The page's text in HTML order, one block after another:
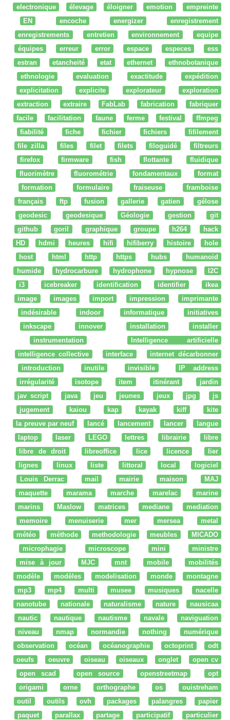
electronique élevage éloigner emotion
empreinte
EN
encoche energizer
enregistrement
enregistrements
entretien environnement
equipe
équipes
erreur error espace especes
ess
estran
etancheité etat ethernet
ethnobotanique
ethnologie
evaluation exactitude
expédition
explicitation
explicite explorateur
exploration
extraction
extraire FabLab fabrication
fabriquer
facile
facilitation faune ferme festival
ffmpeg
fiabilité
fiche fichier fichiers
fifilement
file zilla
files filet filets filoguidé
filtreurs
firefox
firmware fish flottante
fluidique
fluorimètre
fluorométrie fondamentaux
format
formation
formulaire fraiseuse
framboise
français
ftp fusion gallerie gatien
gélose
geodesic
geodesique Géologie gestion
git
github
goril graphique groupe h264
hack
HD
hdmi heures hifi hifiberry histoire
hole
host
html http https hubs
humanoid
humide
hydrocarbure hydrophone hypnose
I2C
i3
icebreaker identification identifier
ikea
image
images import impression
imprimante
indésirable
indoor informatique
initiatives
inkscape
innover installation
installer
instrumentation
Intelligence artificielle
intelligence collective
interface
internet décarbonner
introduction
inutile invisible
IP address
irrégularité
isotope item itinérant
jardin
jav script
java jeu jeunes jeux jpg
js
jugement
kaiou kap kayak kiff
kite
la preuve par neuf
lancé lancement lancer
langue
laptop
laser LEGO lettres librairie
libre
libre de droit
libreoffice lice licence
lier
lignes
linux liste littoral local
logiciel
Louis Derrac
mail mairie maison
MAJ
maquette
marama marche marelac
marine
marins
Maslow matrices mediane
mediation
memoire
menuiserie mer mersea
metal
météo
méthode methodologie meubles
MICADO
microphagie
microscope mini
ministre
mise à jour
MJC mnt mobile
mobilités
modèle
modèles modelisation monde
montagne
mp3
mp4 multi musee musiques
nacelle
nanotube
nationale naturalisme nature
nausicaa
nautic
nautique nautisme navale
naviguation
niveau
nmap normandie nothing
numérique
observation
océan océanographie octoprint
odt
oeufs
oeuvre oiseau oiseaux onglet
open cv
open scad
open source openstreetmap
opt
origami
orne orthographe os
ouistreham
outil
outils ovh packages palangres
papier
paquet
parallax partage participatif
particulier